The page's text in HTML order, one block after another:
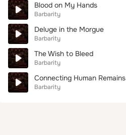
Blood on My Hands
Barbarity
Deluge in the Morgue
Barbarity
The Wish to Bleed
Barbarity
Connecting Human Remains
Barbarity